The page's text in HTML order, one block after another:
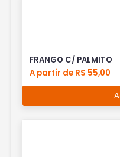
FRANGO C/ PALMITO
A partir de R$ 55,00